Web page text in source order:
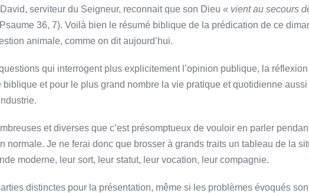
serviteur du Seigneur, reconnait que son Dieu « vient au secours
36, 7). Voilà bien le résumé biblique de la prédication de ce
animale, comme on dit aujourd’hui.
qui interrogent plus explicitement l’opinion publique, la
biblique et pour le plus grand nombre la vie pratique et quotidienne
et diverses que c’est présomptueux de vouloir en parler
normale. Je ne ferai donc que brosser à grands traits un tableau de la
moderne, leur sort, leur statut, leur vocation, leur compagnie.
distinctes pour la présentation, même si les problèmes évoqués